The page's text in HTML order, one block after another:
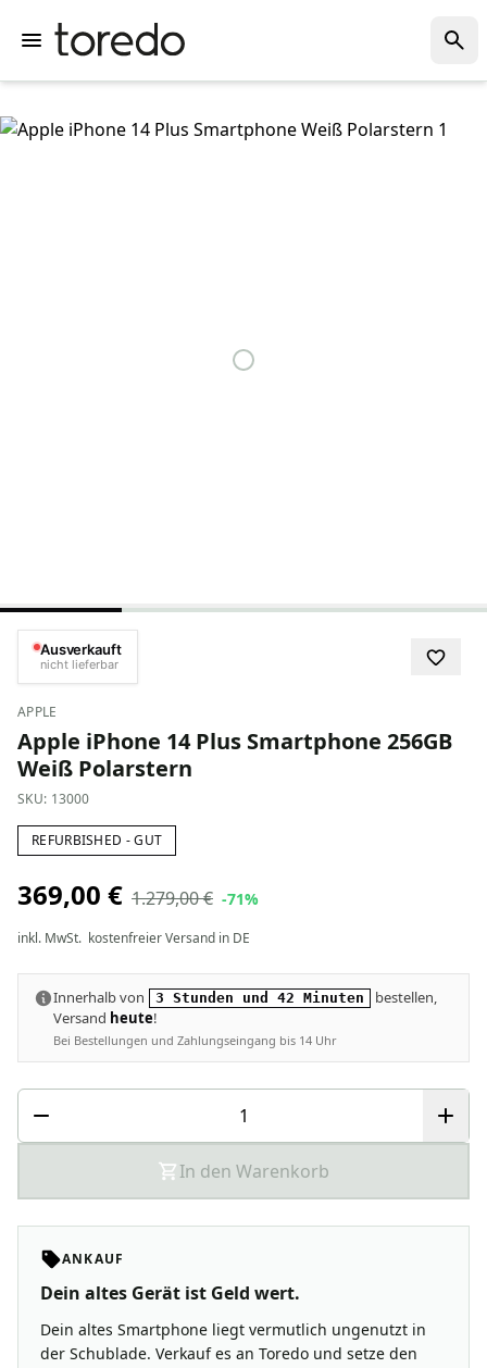
Ausverkauft
nicht lieferbar
APPLE
Apple iPhone 14 Plus Smartphone 256GB
Weiß Polarstern
SKU: 13000
REFURBISHED - GUT
369,00 € 1.279,00 € -71%
inkl. MwSt. kostenfreier Versand in DE
Innerhalb von 3 Stunden und 42 Minuten
bestellen,
Versand heute!
Bei Bestellungen und Zahlungseingang bis 14 Uhr
In den Warenkorb
ANKAUF
Dein altes Gerät ist Geld wert.
Dein altes Smartphone liegt vermutlich ungenutzt in
der Schublade. Verkauf es an Toredo und setze den